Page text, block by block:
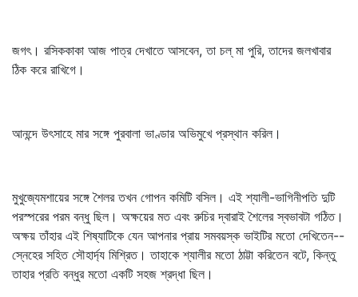
জগৎ। রসিককাকা আজ পাত্র দেখাতে আসবেন, তা চল্‌ মা পুরি, তাদের জলখাবার
ঠিক করে রাখিগে।
আনন্দে উৎসাহে মার সঙ্গে পুরবালা ভাণ্ডার অভিমুখে প্রস্থান করিল।
মুখুজ্যেমশায়ের সঙ্গে শৈলর তখন গোপন কমিটি বসিল। এই শ্যালী-ভাগিনীপতি দুটি
পরস্পরের পরম বন্ধু ছিল। অক্ষয়ের মত এবং রুচির দ্বারাই শৈলের স্বভাবটা গঠিত।
অক্ষয় তাঁহার এই শিষ্যাটিকে যেন আপনার প্রায় সমবয়স্ক ভাইটির মতো দেখিতেন--
স্নেহের সহিত সৌহার্দ্য মিশ্রিত। তাহাকে শ্যালীর মতো ঠাট্টা করিতেন বটে, কিন্তু
তাহার প্রতি বন্ধুর মতো একটি সহজ শ্রদ্ধা ছিল।